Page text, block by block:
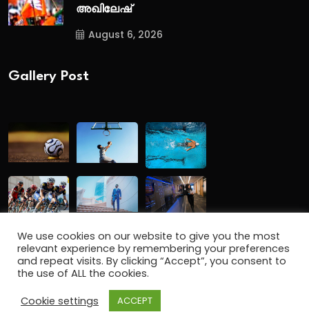
അഖിലേഷ്
August 6, 2026
Gallery Post
2024 www.gbmalayalam.com. All Rights
Reserved.
We use cookies on our website to give you the most
relevant experience by remembering your preferences
and repeat visits. By clicking “Accept”, you consent to
the use of ALL the cookies.
Cookie settings
ACCEPT